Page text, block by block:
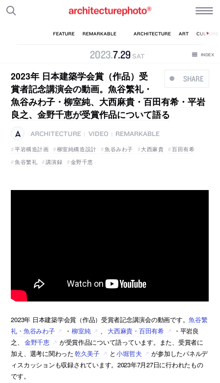
2023.7.29 SAT
SHARE
2023年 日本建築学会賞（作品）受
賞者記念講演会の動画。魚谷繁礼・
魚谷みわ子・柳室純、大西麻貴・百田有希・平岩
良之、金野千恵が受賞作品について語る
ARCHITECTURE VIDEO
REMARKABLE
平岩構造計画
柳室純構造設計 魚谷みわ子 大西麻貴
百田有希
魚谷繁礼
講演録 金野千恵
2023年 日本建築学会賞（作品）受賞者記念講演会の動画です。魚谷繁
礼・魚谷みわ子
・ 柳室純 、 大西麻貴・百田有希
・平岩良
之、
金野千恵
が受賞作品について語っています。また、受賞者に
加え、選考に関わった乾久美子 と 小堀哲夫
が参加したパネルデ
ィスカッションも収録されています。2023年7月27日に行われたもの
です。